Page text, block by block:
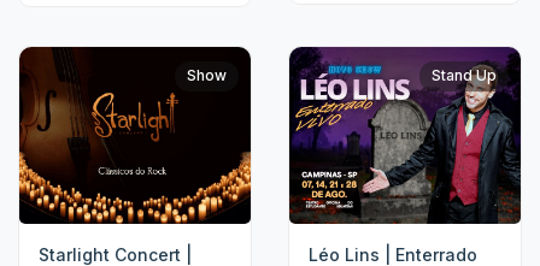
Show
Starlight Concert |
Stand Up
Léo Lins | Enterrado